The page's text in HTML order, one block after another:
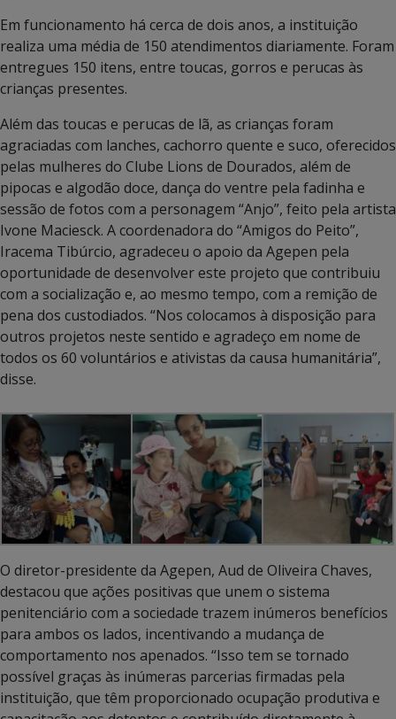
Em funcionamento há cerca de dois anos, a instituição
realiza uma média de 150 atendimentos diariamente. Foram
entregues 150 itens, entre toucas, gorros e perucas às
crianças presentes.
Além das toucas e perucas de lã, as crianças foram
agraciadas com lanches, cachorro quente e suco, oferecidos
pelas mulheres do Clube Lions de Dourados, além de
pipocas e algodão doce, dança do ventre pela fadinha e
sessão de fotos com a personagem “Anjo”, feito pela artista
Ivone Maciesck. A coordenadora do “Amigos do Peito”,
Iracema Tibúrcio, agradeceu o apoio da Agepen pela
oportunidade de desenvolver este projeto que contribuiu
com a socialização e, ao mesmo tempo, com a remição de
pena dos custodiados. “Nos colocamos à disposição para
outros projetos neste sentido e agradeço em nome de
todos os 60 voluntários e ativistas da causa humanitária”,
disse.
O diretor-presidente da Agepen, Aud de Oliveira Chaves,
destacou que ações positivas que unem o sistema
penitenciário com a sociedade trazem inúmeros benefícios
para ambos os lados, incentivando a mudança de
comportamento nos apenados. “Isso tem se tornado
possível graças às inúmeras parcerias firmadas pela
instituição, que têm proporcionado ocupação produtiva e